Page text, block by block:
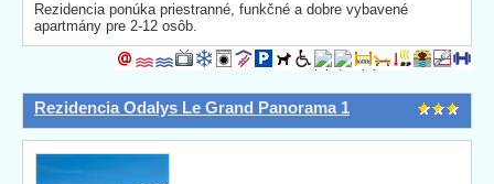
Rezidencia ponúka priestranné, funkčné a dobre vybavené
apartmány pre 2-12 osôb.
Rezidencia Odalys Le Grand Panorama 1